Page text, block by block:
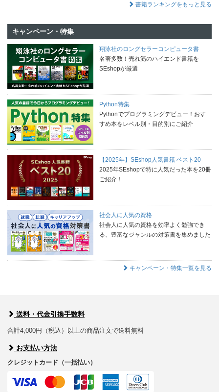
書籍ランキングをもっと見る
キャンペーン・特集
翔泳社のロングセラーコンピュータ書
名著多数！売れ筋のハイエンド書籍を
SEshopが厳選
Python特集
Pythonでプログラミングデビュー！おす
すめ本をレベル別・目的別にご紹介
【2025年】SEshop人気書籍 ベスト20
2025年SEshopで特に人気だった本を20冊
ご紹介！
社会人に人気の資格
社会人に人気の資格を効率よく勉強でき
る、豊富なジャンルの対策書を集めました
キャンペーン・特集一覧を見る
送料・代金引換手数料
合計4,000円（税込）以上の商品注文で送料無料
お支払い方法
クレジットカード（一括払い）